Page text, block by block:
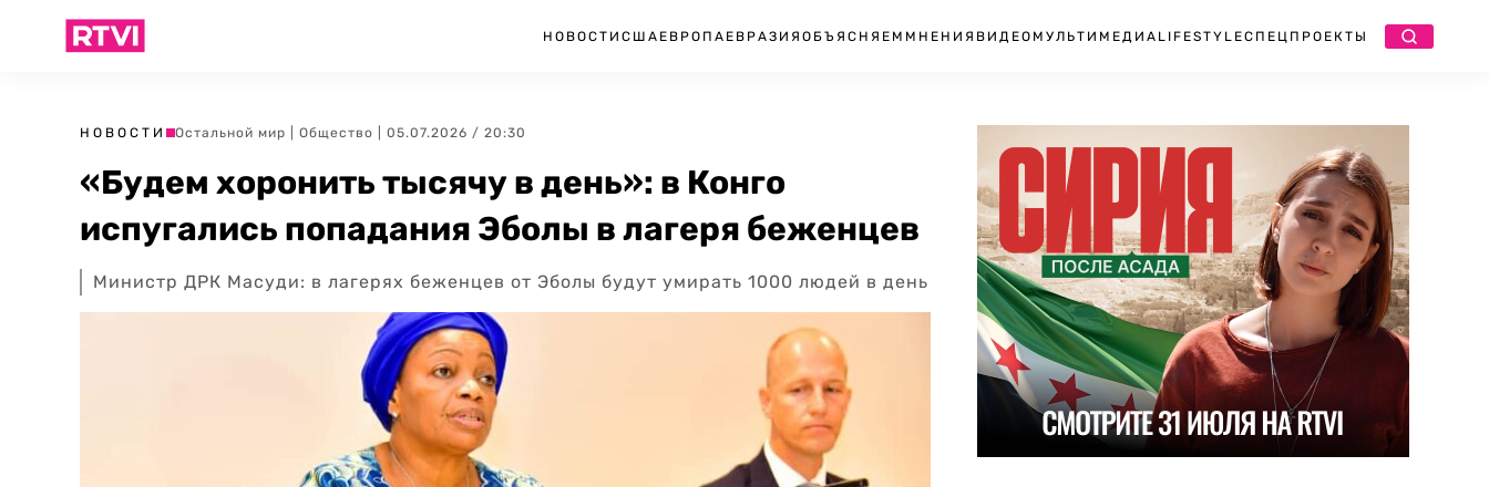
НОВОСТИ США ЕВРОПА ЕВРАЗИЯ ОБЪЯСНЯЕМ МНЕНИЯ ВИДЕО МУЛЬТИМЕДИА LIFESTYLEСПЕЦПРОЕКТЫ
НОВОСТИ Остальной мир Общество | 05.07.2026 / 20:30
«Будем хоронить тысячу в день»: в Конго
испугались попадания Эболы в лагеря беженцев
Министр ДРК Масуди: в лагерях беженцев от Эболы будут умирать 1000 людей в день